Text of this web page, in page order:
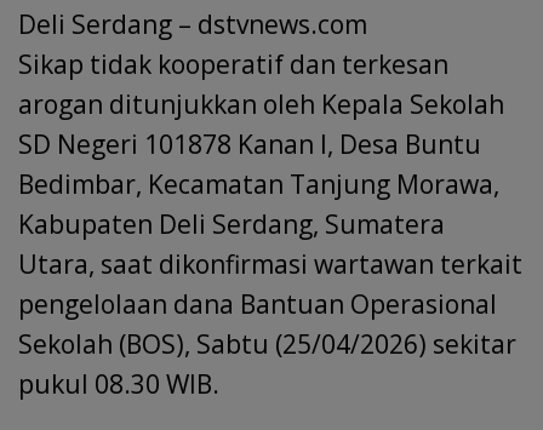
b
o
o
k
s
A
p
p
e
dI
n
l gr
a
m
a
d
s
er
ar
e
Deli Serdang – dstvnews.com
Sikap tidak kooperatif dan terkesan
arogan ditunjukkan oleh Kepala Sekolah
SD Negeri 101878 Kanan I, Desa Buntu
Bedimbar, Kecamatan Tanjung Morawa,
Kabupaten Deli Serdang, Sumatera
Utara, saat dikonfirmasi wartawan terkait
pengelolaan dana Bantuan Operasional
Sekolah (BOS), Sabtu (25/04/2026) sekitar
pukul 08.30 WIB.